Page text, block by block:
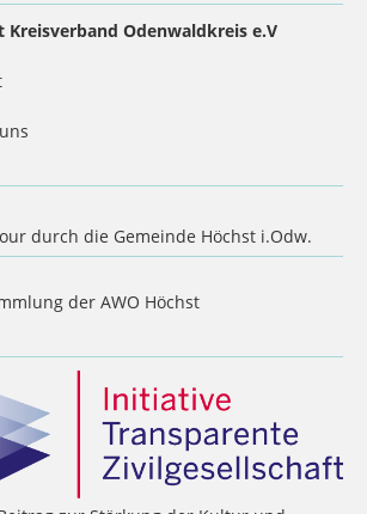
Odenwaldkreis e.V
durch die Gemeinde Höchst i.Odw.
der AWO Höchst